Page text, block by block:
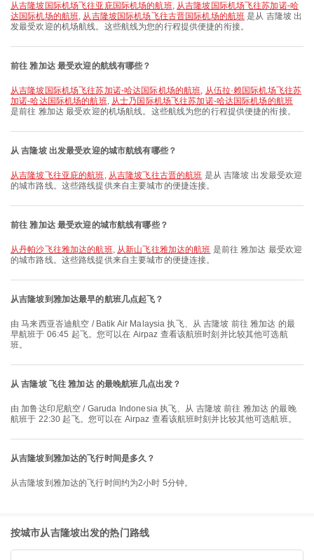
从吉隆坡国际机场飞往亚庇国际机场的航班, 从吉隆坡国际机场飞往苏加诺-哈
达国际机场的航班, 从吉隆坡国际机场飞往古晋国际机场的航班 是从 吉隆坡 出
发最受欢迎的机场航线。这些航线为您的行程提供便捷的衔接。
前往 雅加达 最受欢迎的航线有哪些？
从吉隆坡国际机场飞往苏加诺-哈达国际机场的航班, 从伍拉·赖国际机场飞往苏
加诺-哈达国际机场的航班, 从士乃国际机场飞往苏加诺-哈达国际机场的航班
是前往 雅加达 最受欢迎的机场航线。这些航线为您的行程提供便捷的衔接。
从 吉隆坡 出发最受欢迎的城市航线有哪些？
从吉隆坡飞往亚庇的航班, 从吉隆坡飞往古晋的航班 是从 吉隆坡 出发最受欢迎
的城市路线。这些路线提供来自主要城市的便捷连接。
前往 雅加达 最受欢迎的城市航线有哪些？
从丹帕沙飞往雅加达的航班, 从新山飞往雅加达的航班 是前往 雅加达 最受欢迎
的城市路线。这些路线提供来自主要城市的便捷连接。
从吉隆坡到雅加达最早的航班几点起飞？
由 马来西亚峇迪航空 / Batik Air Malaysia 执飞、从 吉隆坡 前往 雅加达 的最
早航班于 06:45 起飞。您可以在 Airpaz 查看该航班时刻并比较其他可选航
班。
从 吉隆坡 飞往 雅加达 的最晚航班几点出发？
由 加鲁达印尼航空 / Garuda Indonesia 执飞、从 吉隆坡 前往 雅加达 的最晚
航班于 22:30 起飞。您可以在 Airpaz 查看该航班时刻并比较其他可选航班。
从吉隆坡到雅加达的飞行时间是多久？
从吉隆坡到雅加达的飞行时间约为2小时 5分钟。
按城市从吉隆坡出发的热门路线